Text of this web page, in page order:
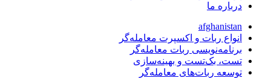
درباره ما
afghanistan
انواع ربات و اکسپرت معامله‌گر
برنامه‌نویسی ربات معامله‌گر
تست، بک‌تست و بهینه‌سازی
توسعه ربات‌های معامله‌گر